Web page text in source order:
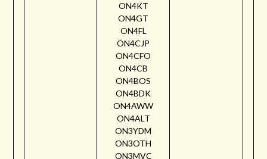
ON4KT
ON4GT
ON4FL
ON4CJP
ON4CFO
ON4CB
ON4BOS
ON4BDK
ON4AWW
ON4ALT
ON3YDM
ON3OTH
ON3MVC